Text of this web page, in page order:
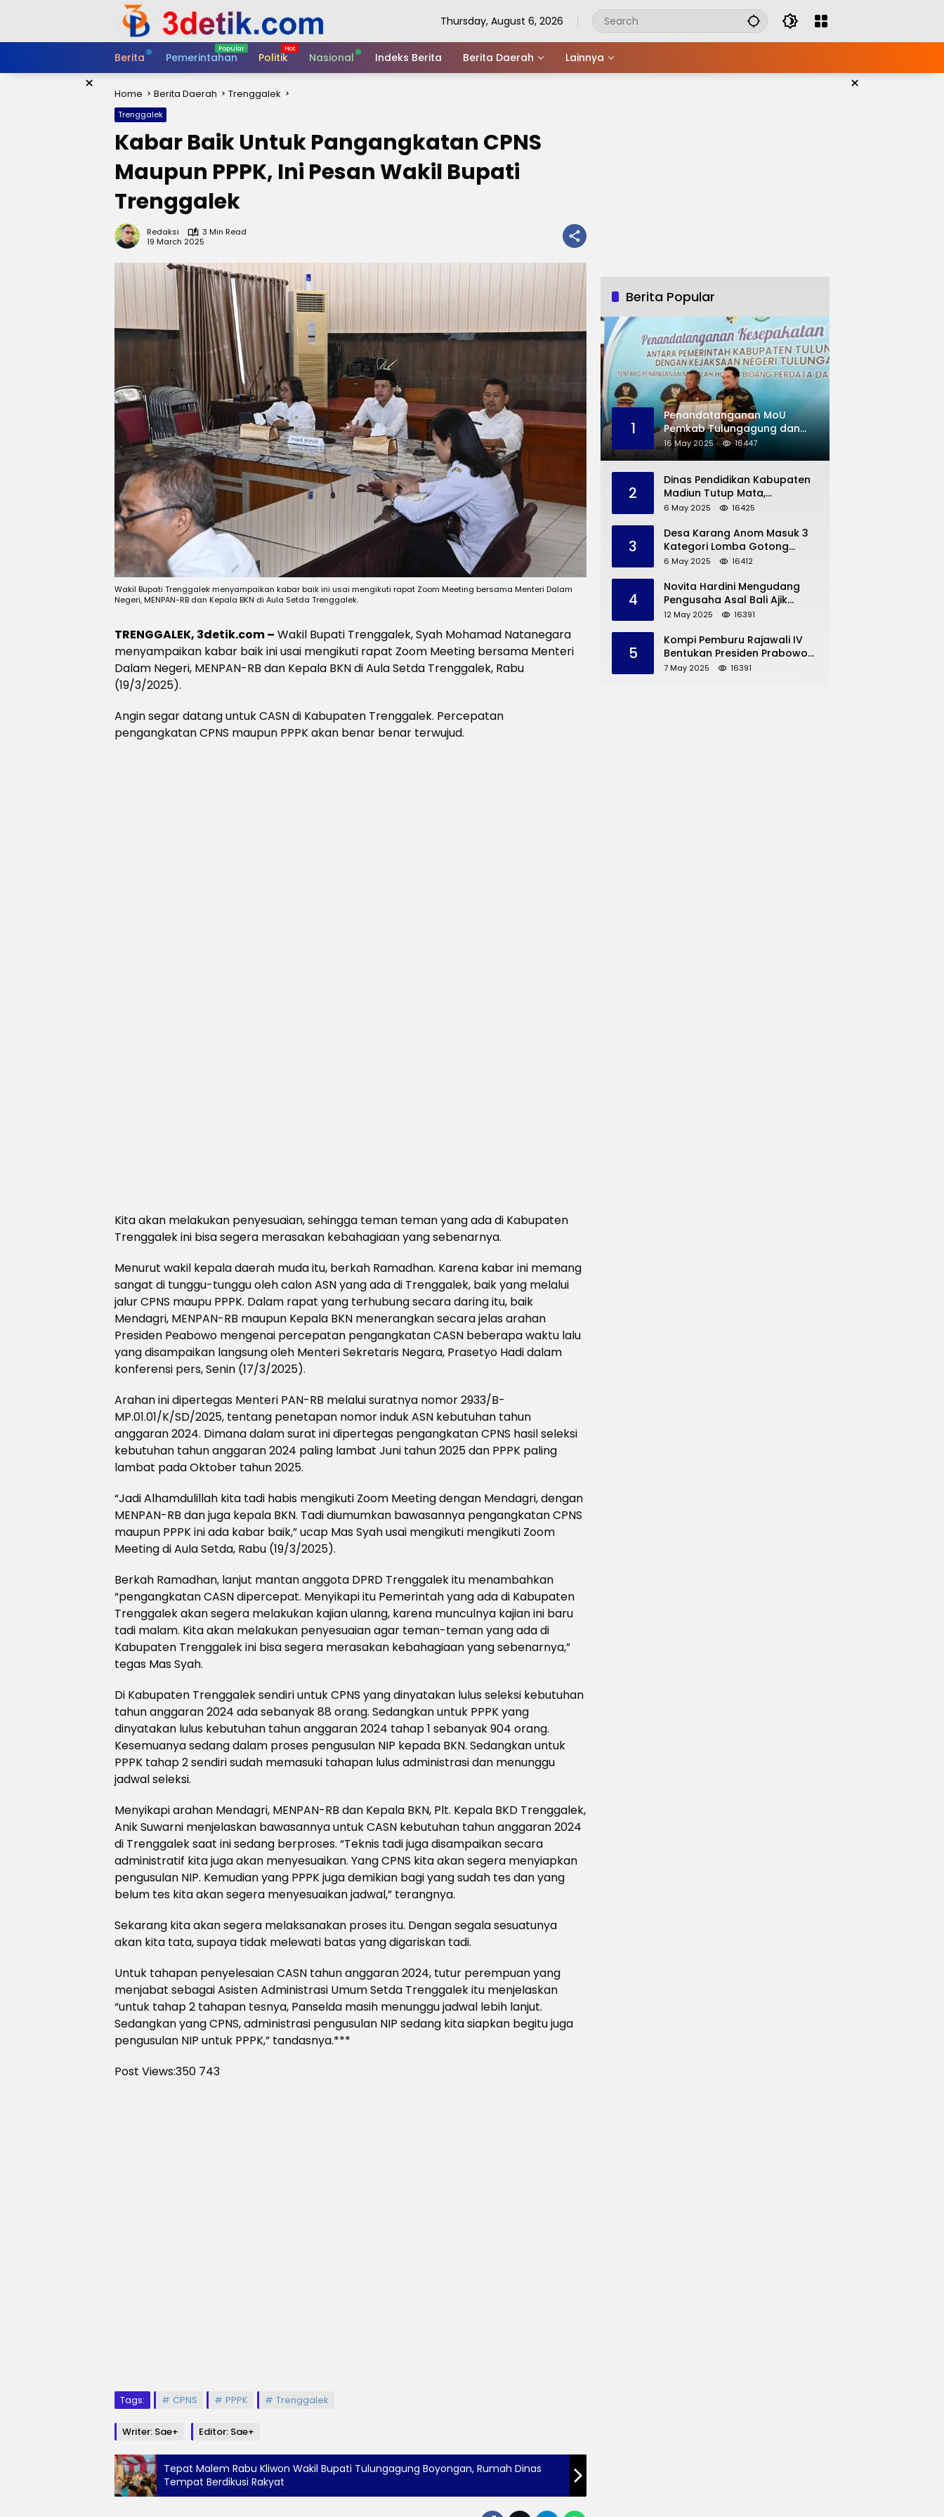
Thursday, August 6, 2026
Berita Pemerintahan Politik Nasional Indeks Berita Berita Daerah Lainnya
× ×
Home Berita Daerah Trenggalek
Trenggalek
Kabar Baik Untuk Pangangkatan CPNS
Maupun PPPK, Ini Pesan Wakil Bupati
Trenggalek
Redaksi
3 Min Read
19 March 2025
Wakil Bupati Trenggalek menyampaikan kabar baik ini usai mengikuti rapat Zoom Meeting bersama Menteri Dalam
Negeri, MENPAN-RB dan Kepala BKN di Aula Setda Trenggalek.
TRENGGALEK, 3detik.com – Wakil Bupati Trenggalek, Syah Mohamad Natanegara
menyampaikan kabar baik ini usai mengikuti rapat Zoom Meeting bersama Menteri
Dalam Negeri, MENPAN-RB dan Kepala BKN di Aula Setda Trenggalek, Rabu
(19/3/2025).
Angin segar datang untuk CASN di Kabupaten Trenggalek. Percepatan
pengangkatan CPNS maupun PPPK akan benar benar terwujud.
Kita akan melakukan penyesuaian, sehingga teman teman yang ada di Kabupaten
Trenggalek ini bisa segera merasakan kebahagiaan yang sebenarnya.
Menurut wakil kepala daerah muda itu, berkah Ramadhan. Karena kabar ini memang
sangat di tunggu-tunggu oleh calon ASN yang ada di Trenggalek, baik yang melalui
jalur CPNS maupu PPPK. Dalam rapat yang terhubung secara daring itu, baik
Mendagri, MENPAN-RB maupun Kepala BKN menerangkan secara jelas arahan
Presiden Peabowo mengenai percepatan pengangkatan CASN beberapa waktu lalu
yang disampaikan langsung oleh Menteri Sekretaris Negara, Prasetyo Hadi dalam
konferensi pers, Senin (17/3/2025).
Arahan ini dipertegas Menteri PAN-RB melalui suratnya nomor 2933/B-
MP.01.01/K/SD/2025, tentang penetapan nomor induk ASN kebutuhan tahun
anggaran 2024. Dimana dalam surat ini dipertegas pengangkatan CPNS hasil seleksi
kebutuhan tahun anggaran 2024 paling lambat Juni tahun 2025 dan PPPK paling
lambat pada Oktober tahun 2025.
“Jadi Alhamdulillah kita tadi habis mengikuti Zoom Meeting dengan Mendagri, dengan
MENPAN-RB dan juga kepala BKN. Tadi diumumkan bawasannya pengangkatan CPNS
maupun PPPK ini ada kabar baik,” ucap Mas Syah usai mengikuti mengikuti Zoom
Meeting di Aula Setda, Rabu (19/3/2025).
Berkah Ramadhan, lanjut mantan anggota DPRD Trenggalek itu menambahkan
“pengangkatan CASN dipercepat. Menyikapi itu Pemerintah yang ada di Kabupaten
Trenggalek akan segera melakukan kajian ulanng, karena munculnya kajian ini baru
tadi malam. Kita akan melakukan penyesuaian agar teman-teman yang ada di
Kabupaten Trenggalek ini bisa segera merasakan kebahagiaan yang sebenarnya,”
tegas Mas Syah.
Di Kabupaten Trenggalek sendiri untuk CPNS yang dinyatakan lulus seleksi kebutuhan
tahun anggaran 2024 ada sebanyak 88 orang. Sedangkan untuk PPPK yang
dinyatakan lulus kebutuhan tahun anggaran 2024 tahap 1 sebanyak 904 orang.
Kesemuanya sedang dalam proses pengusulan NIP kepada BKN. Sedangkan untuk
PPPK tahap 2 sendiri sudah memasuki tahapan lulus administrasi dan menunggu
jadwal seleksi.
Menyikapi arahan Mendagri, MENPAN-RB dan Kepala BKN, Plt. Kepala BKD Trenggalek,
Anik Suwarni menjelaskan bawasannya untuk CASN kebutuhan tahun anggaran 2024
di Trenggalek saat ini sedang berproses. “Teknis tadi juga disampaikan secara
administratif kita juga akan menyesuaikan. Yang CPNS kita akan segera menyiapkan
pengusulan NIP. Kemudian yang PPPK juga demikian bagi yang sudah tes dan yang
belum tes kita akan segera menyesuaikan jadwal,” terangnya.
Sekarang kita akan segera melaksanakan proses itu. Dengan segala sesuatunya
akan kita tata, supaya tidak melewati batas yang digariskan tadi.
Untuk tahapan penyelesaian CASN tahun anggaran 2024, tutur perempuan yang
menjabat sebagai Asisten Administrasi Umum Setda Trenggalek itu menjelaskan
“untuk tahap 2 tahapan tesnya, Panselda masih menunggu jadwal lebih lanjut.
Sedangkan yang CPNS, administrasi pengusulan NIP sedang kita siapkan begitu juga
pengusulan NIP untuk PPPK,” tandasnya.***
Post Views:350 743
Tags: CPNS PPPK Trenggalek
Writer: Sae+ Editor: Sae+
Tepat Malem Rabu Kliwon Wakil Bupati Tulungagung Boyongan, Rumah Dinas
Tempat Berdikusi Rakyat
Berita Popular
1
Penandatanganan MoU
Pemkab Tulungagung dan
Kejaksaan Negeri
16 May 2025 16447
2
Dinas Pendidikan Kabupaten
Madiun Tutup Mata,
Bangunan SD Roboh Kades
Dana Pribadi
6 May 2025 16425
3
Desa Karang Anom Masuk 3
Kategori Lomba Gotong
Royong Provinsi Jatim, Ini
Trenggalek
6 May 2025 16412
4
Novita Hardini Mengudang
Pengusaha Asal Bali Ajik
Krisna, Berbagi Ilmu
dan UMKM Trenggalek
12 May 2025 16391
5
Kompi Pemburu Rajawali IV
Bentukan Presiden Prabowo
Reuni
7 May 2025 16391